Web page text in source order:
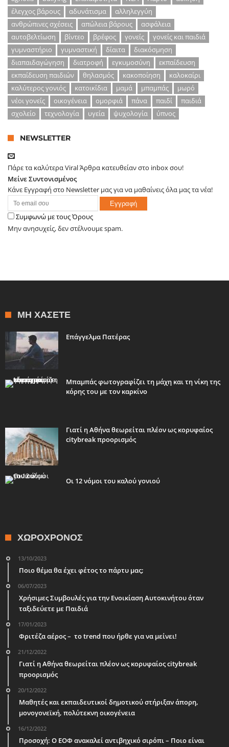
έλεγχος βάρους
αδυνάτισμα
αλληλεγγύη
ανθρώπινες σχέσεις
απώλεια βάρους
ασφάλεια
αυτοβελτίωση
βίντεο βρέφος γονείς
γονείς και παιδιά
γυμναστήριο
γυμναστική δίαιτα
διακόσμηση
διαπαιδαγώγηση
διατροφή εγκυμοσύνη
εκπαίδευση
εκπαίδευση παιδιών
θηλασμός κακοποίηση
καλοκαίρι
καλύτερος γονιός
κατοικίδια μαμά μπαμπάς
μωρό
νέοι γονείς
οικογένεια ομορφιά πάνα παιδί
παιδιά
σχολείο
τεχνολογία υγεία ψυχολογία ύπνος
NEWSLETTER
Πάρε τα καλύτερα Viral Άρθρα κατευθείαν στο inbox σου!
Μείνε Συντονισμένος
Κάνε Εγγραφή στο Newsletter μας για να μαθαίνεις όλα μας τα νέα!
Συμφωνώ με τους Όρους
Μην ανησυχείς, δεν στέλνουμε spam.
ΜΗ ΧΆΣΕΤΕ
Επάγγελμα Πατέρας
Μπαμπάς φωτογραφίζει τη μάχη και τη νίκη της
κόρης του με τον καρκίνο
Γιατί η Αθήνα θεωρείται πλέον ως κορυφαίος
citybreak προορισμός
Οι 12 νόμοι του καλού γονιού
ΧΩΡΟΧΡΌΝΟΣ
13/10/2023
Ποιο θέμα θα έχει φέτος το πάρτυ μας;
06/07/2023
Χρήσιμες Συμβουλές για την Ενοικίαση Αυτοκινήτου όταν
ταξιδεύετε με Παιδιά
17/01/2023
Φριτέζα αέρος – το trend που ήρθε για να μείνει!
21/12/2022
Γιατί η Αθήνα θεωρείται πλέον ως κορυφαίος citybreak
προορισμός
20/12/2022
Μαθητές και εκπαιδευτικοί δημοτικού στήριξαν άπορη,
μονογονεϊκή, πολύτεκνη οικογένεια
16/12/2022
Προσοχή: Ο ΕΟΦ ανακαλεί αντιβηχικό σιρόπι – Ποιο είναι